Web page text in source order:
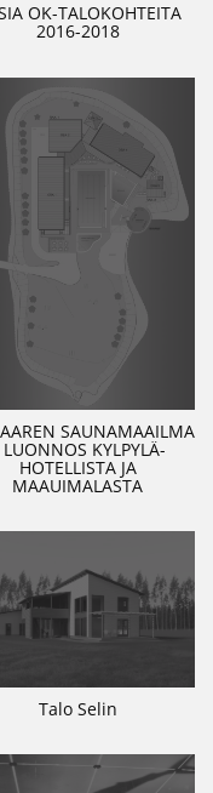
OK-TALOKOHTEITA
2016-2018
SAUNAMAAILMA
LUONNOS KYLPYLÄ-
HOTELLISTA JA
MAAUIMALASTA
Talo Selin